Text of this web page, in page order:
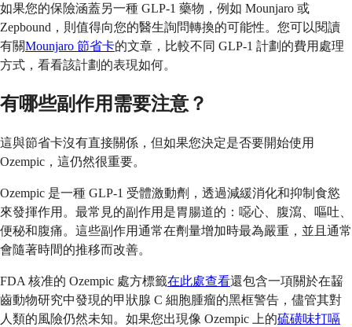
如果您的保險涵蓋另一種 GLP-1 藥物，例如 Mounjaro 或
Zepbound，則值得向您的醫生詢問轉換的可能性。您可以閱讀
有關Mounjaro 節省卡的文章，比較不同 GLP-1 計劃的費用處理
方式，看看該計劃的表現如何。
有哪些副作用需要注意？
這與節省卡沒有直接關係，但如果您決定是否要開始使用
Ozempic，這仍然很重要。
Ozempic 是一種 GLP-1 受體激動劑，透過減緩消化和抑制食慾
來發揮作用。最常見的副作用是胃腸道的：噁心、腹瀉、嘔吐、
便秘和腹痛。這些副作用通常在劑量增加時最為嚴重，並且通常
會隨著時間的推移而改善。
FDA 核准的 Ozempic 處方標籤在此處查看還包含一項關於在齧
齒動物研究中發現的甲狀腺 C 細胞腫瘤的黑框警告，儘管其對
人類的風險仍然未知。如果您出現像 Ozempic 上的硫磺味打嗝